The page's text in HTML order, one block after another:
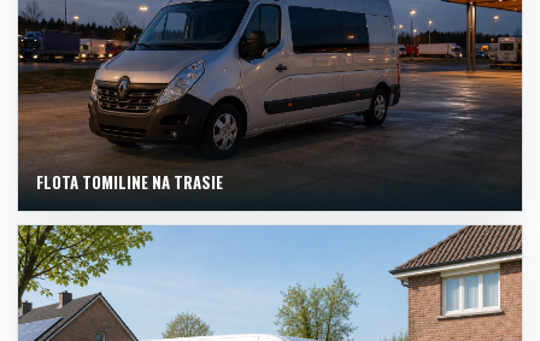
FLOTA TOMILINE NA TRASIE